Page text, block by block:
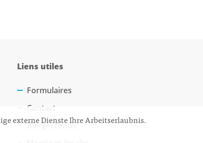
Liens utiles
Formulaires
Contact
Biergercenter
externe Dienste Ihre Arbeitserlaubnis.